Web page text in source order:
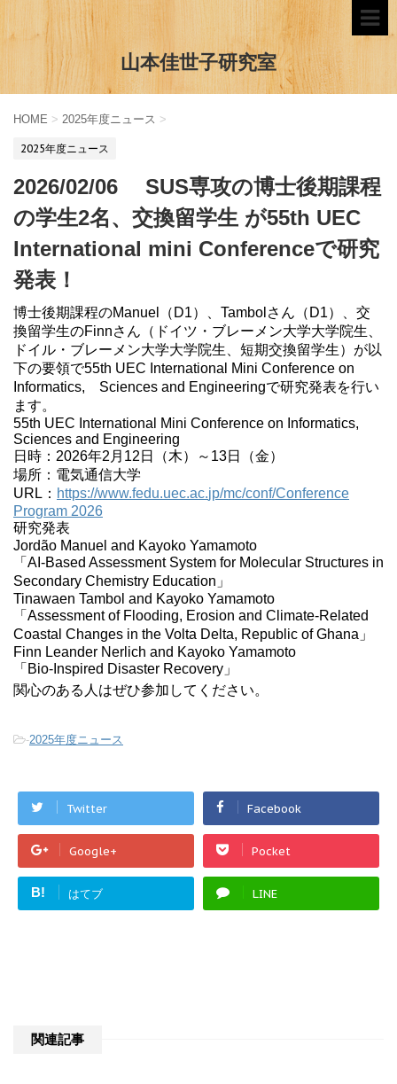
山本佳世子研究室
HOME > 2025年度ニュース >
2025年度ニュース
2026/02/06 SUS専攻の博士後期課程
の学生2名、交換留学生 が55th UEC
International mini Conferenceで研究
発表！
博士後期課程のManuel（D1）、Tambolさん（D1）
、交
換留学生のFinnさん（ドイツ・ブレーメン大学大学院生、
ドイル・ブレーメン大学大学院生、短期交換留学生） が以
下の要領で55th UEC International Mini Conference on
Informatics, Sciences and Engineeringで研究発表を行い
ます。
55th UEC International Mini Conference on Informatics,
Sciences and Engineering
日時：2026年2月12日（木）～13日（金）
場所：電気通信大学
URL： https://www.fedu.uec.ac.jp/mc/conf/Conference
Program 2026
研究発表
Jordão Manuel and Kayoko Yamamoto
「AI-Based Assessment System for Molecular Structures in
Secondary Chemistry Education」
Tinawaen Tambol and Kayoko Yamamoto
「Assessment of Flooding, Erosion and Climate‑Related
Coastal Changes in the Volta Delta, Republic of Ghana」
Finn Leander Nerlich and Kayoko Yamamoto
「Bio-Inspired Disaster Recovery」
関心のある人はぜひ参加してください。
-2025年度ニュース
Twitter Facebook
Google+ Pocket
B! はてブ LINE
関連記事